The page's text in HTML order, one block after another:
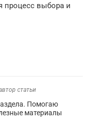
процесс выбора и
статьи
Помогаю
материалы